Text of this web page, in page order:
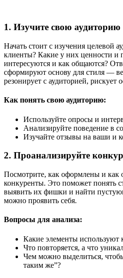
1. Изучите свою аудиторию
Начать стоит с изучения целевой
клиенты? Какие у них ценности и
интересуются и как общаются?
сформируют основу для стиля —
резонирует с аудиторией, рискует
Как понять свою аудиторию:
Используйте опросы и
Анализируйте поведение в
Изучайте отзывы на ваши и
2. Проанализируйте
Посмотрите, как оформлены и
конкуренты. Это поможет понять
выявить их фишки и найти
можно проявить себя.
Вопросы для анализа:
Какие элементы используют
Что повторяется, а что
Чем можно выделиться,
таким же”?